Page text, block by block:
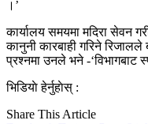
।’
कार्यालय समयमा मदिरा सेवन
कानुनी कारबाही गरिने
प्रश्नमा उनले भने -‘विभागबाट
भिडियाे हेर्नुहाेस् :
Share This Article